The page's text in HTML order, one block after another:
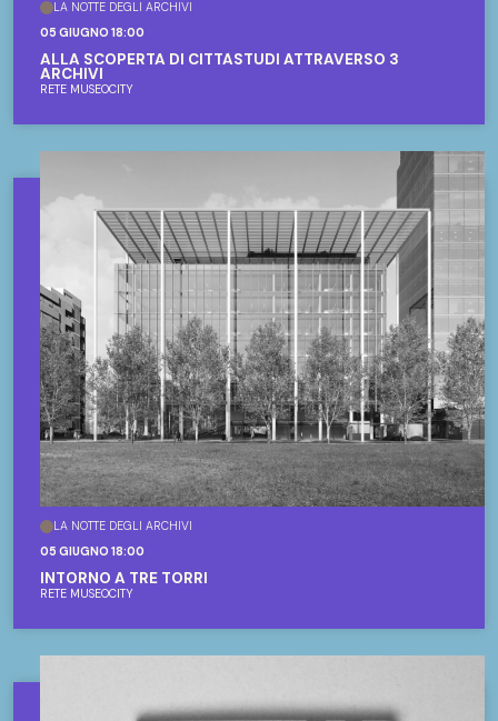
LA NOTTE DEGLI ARCHIVI
05 GIUGNO 18:00
ALLA SCOPERTA DI CITTÀSTUDI ATTRAVERSO 3
ARCHIVI
RETE MUSEOCITY
LA NOTTE DEGLI ARCHIVI
05 GIUGNO 18:00
INTORNO A TRE TORRI
RETE MUSEOCITY